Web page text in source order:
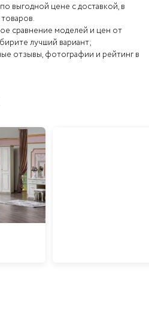
выгодной цене с доставкой, в
сравнение моделей и цен от
лучший вариант;
отзывы, фотографии и рейтинг в